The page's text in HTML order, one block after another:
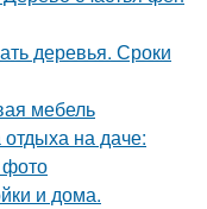
деревья. Сроки
мебель
на даче:
и дома.